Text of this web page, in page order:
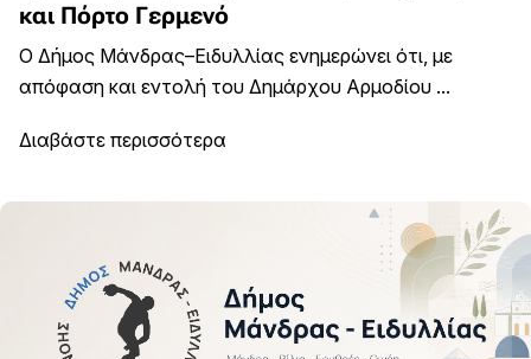
και Πόρτο Γερμενό
Ο Δήμος Μάνδρας–Ειδυλλίας ενημερώνει ότι, με
απόφαση και εντολή του Δημάρχου Αρμοδίου ...
Διαβάστε περισσότερα